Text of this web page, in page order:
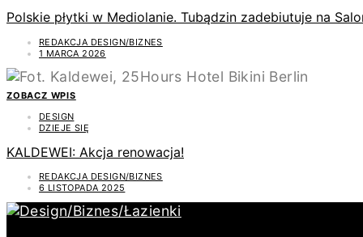
Polskie płytki w Mediolanie. Tubądzin zadebiutuje na
REDAKCJA DESIGN/BIZNES
1 MARCA 2026
ZOBACZ WPIS
DESIGN
DZIEJE SIĘ
KALDEWEI: Akcja renowacja!
REDAKCJA DESIGN/BIZNES
6 LISTOPADA 2025